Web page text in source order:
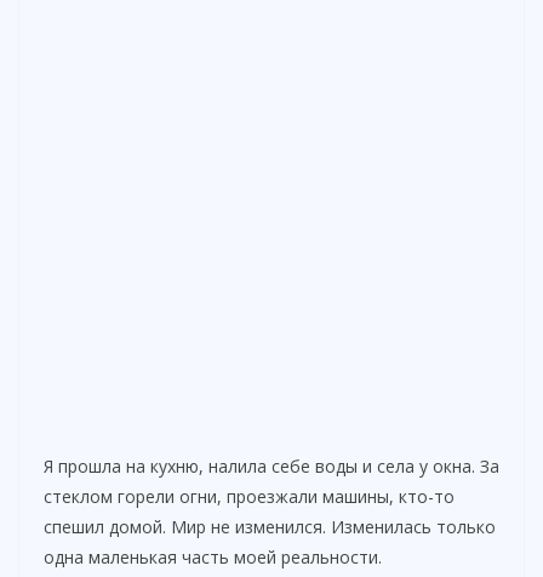
Я прошла на кухню, налила себе воды и села у окна. За
стеклом горели огни, проезжали машины, кто-то
спешил домой. Мир не изменился. Изменилась только
одна маленькая часть моей реальности.